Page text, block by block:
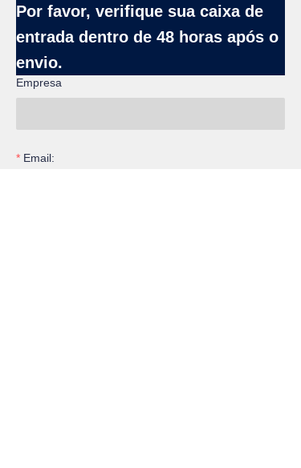
Por favor, verifique sua caixa de
entrada dentro de 48 horas após o
envio.
Nome
Empresa
Email: